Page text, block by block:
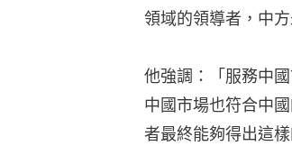
領域的領導者，中
他強調：「服務中
中國市場也符合中
者最終能夠得出這樣